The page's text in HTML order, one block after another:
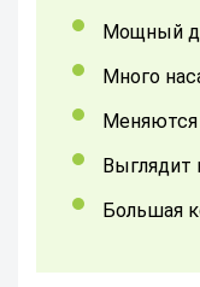
мощный
Много
большая